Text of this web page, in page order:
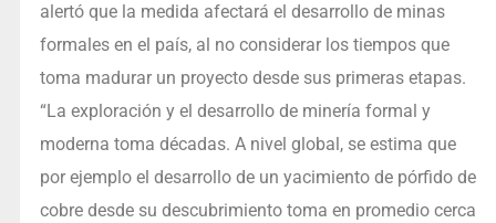
alertó que la medida afectará el desarrollo de minas
formales en el país, al no considerar los tiempos que
toma madurar un proyecto desde sus primeras etapas.
“La exploración y el desarrollo de minería formal y
moderna toma décadas. A nivel global, se estima que
por ejemplo el desarrollo de un yacimiento de pórfido de
cobre desde su descubrimiento toma en promedio cerca